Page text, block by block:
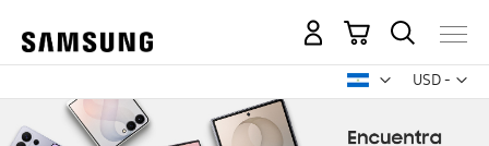
USD -
dólar
Mi carrito